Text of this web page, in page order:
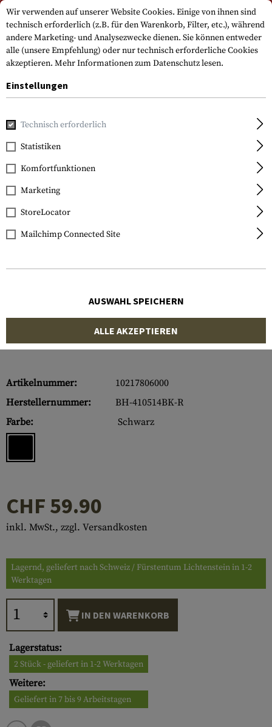
Bitte beachten Sie, dass die Lieferzeiten auf Grund eines Feiertags am
15.08.2026 abweichen können
CQC
Blackhawk
CQC SERPA Holster für
USP / P8
Artikelnummer:
10217806000
Herstellernummer:
BH-410514BK-R
Farbe:
Schwarz
CHF 59.90
inkl. MwSt., zzgl. Versandkosten
Lagernd, geliefert nach Schweiz / Fürstentum Lichtenstein in 1-2
Werktagen
IN DEN WARENKORB
Lagerstatus:
2 Stück - geliefert in 1-2 Werktagen
Weitere:
Geliefert in 7 bis 9 Arbeitstagen
Wir verwenden auf unserer Website Cookies. Einige von ihnen sind
technisch erforderlich (z.B. für den Warenkorb, Filter, etc.), während
andere Marketing- und Analysezwecke dienen. Sie können entweder
alle (unsere Empfehlung) oder nur technisch erforderliche Cookies
akzeptieren. Mehr Informationen zum Datenschutz lesen.
Einstellungen
Technisch erforderlich
Statistiken
Komfortfunktionen
Marketing
StoreLocator
Mailchimp Connected Site
AUSWAHL SPEICHERN
ALLE AKZEPTIEREN